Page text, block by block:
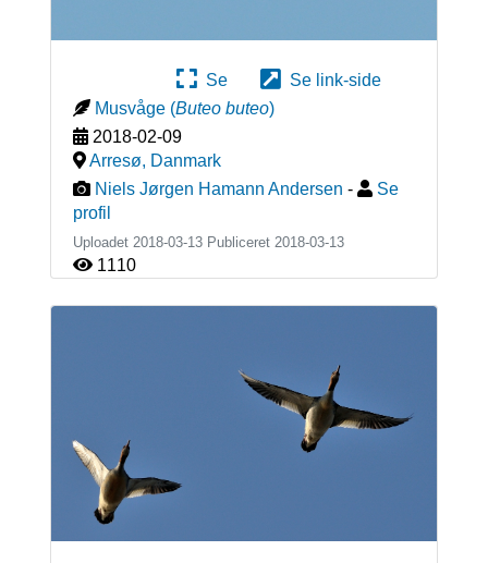
Se
Se link-side
Musvåge (Buteo buteo)
2018-02-09
Arresø, Danmark
Niels Jørgen Hamann Andersen -
Se
profil
Uploadet 2018-03-13 Publiceret 2018-03-13
1110